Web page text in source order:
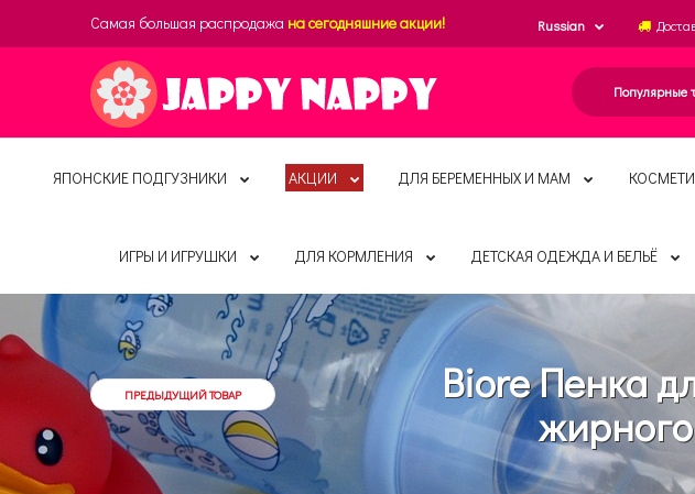
Самая большая распродажа на сегодняшние акции! Russian
ЯПОНСКИЕ ПОДГУЗНИКИ АКЦИИ ДЛЯ БЕРЕМЕННЫХ И МАМ
ИГРЫ И ИГРУШКИ ДЛЯ КОРМЛЕНИЯ ДЕТСКАЯ ОДЕЖДА И БЕЛЬЁ
ПРЕДЫДУЩИЙ ТОВАР
Biore Пенка